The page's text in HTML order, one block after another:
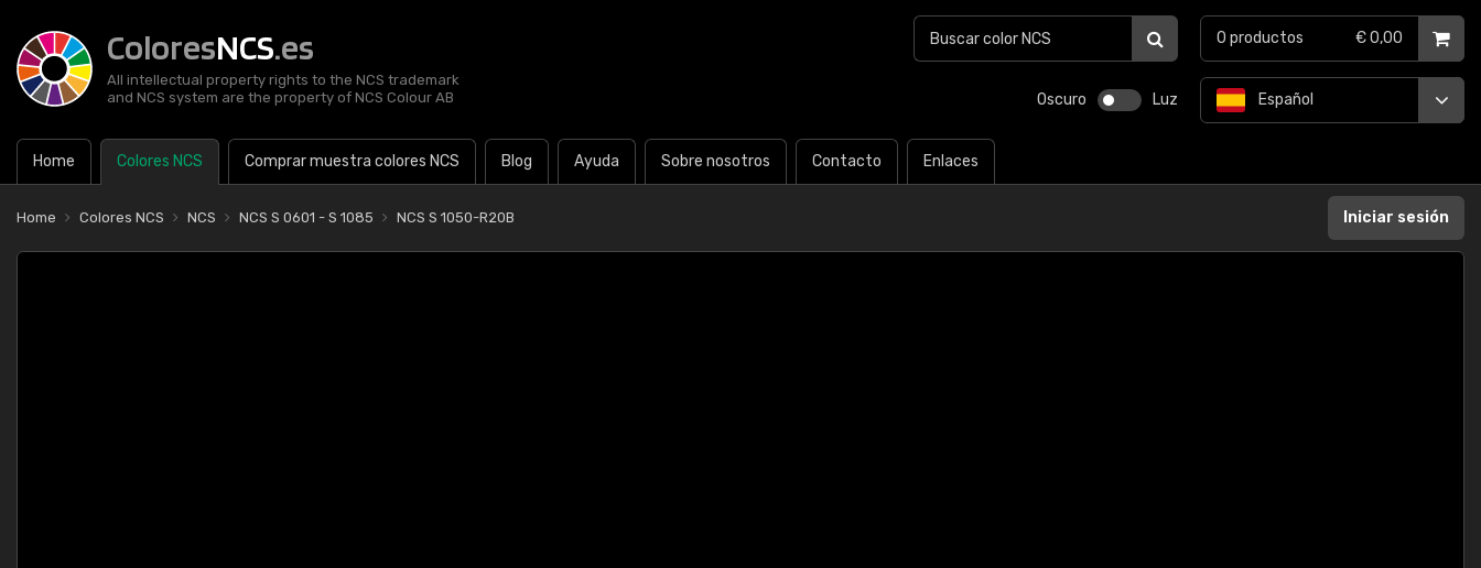
ColoresNCS.es
All intellectual property rights to the NCS trademark
and NCS system are the property of NCS Colour AB
Oscuro Luz
Home Colores NCS Comprar muestra colores NCS Blog Ayuda Sobre nosotros Contacto Enlaces
Español
0 productos € 0,00
Home Colores NCS NCS NCS S 0601 - S 1085 NCS S 1050-R20B Iniciar sesión